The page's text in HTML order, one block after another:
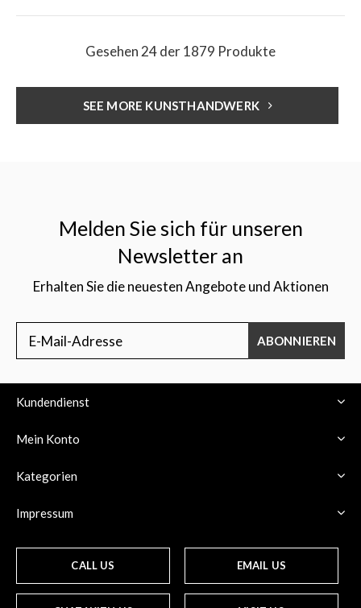
Gesehen 24 der 1879 Produkte
SEE MORE KUNSTHANDWERK
Melden Sie sich für unseren
Newsletter an
Erhalten Sie die neuesten Angebote und Aktionen
ABONNIEREN
Kundendienst
Mein Konto
Kategorien
Impressum
CALL US EMAIL US